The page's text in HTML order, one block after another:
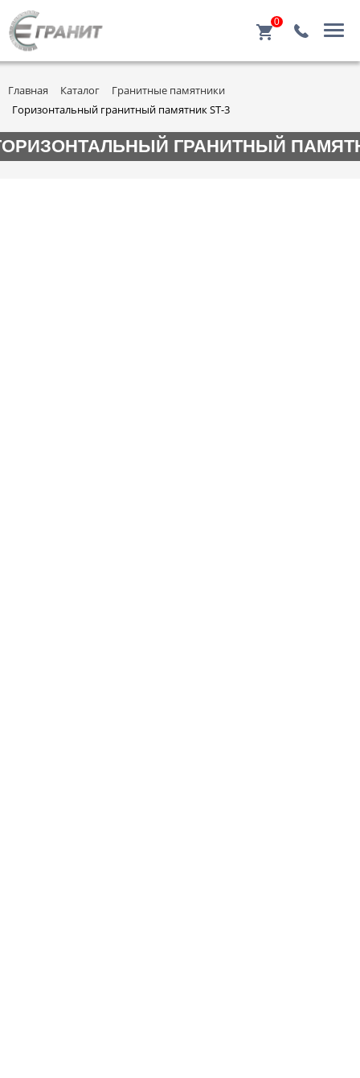
0
Главная Каталог
Гранитные памятники
Горизонтальный гранитный памятник ST-3
ГРАНИТНЫЙ